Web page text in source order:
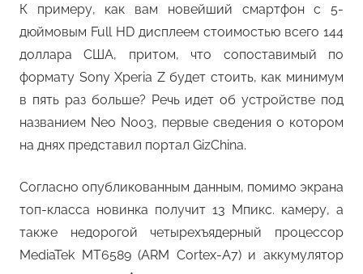
К примеру, как вам новейший смартфон с 5-
дюймовым Full HD дисплеем стоимостью всего 144
доллара США, притом, что сопоставимый по
формату Sony Xperia Z будет стоить, как минимум
в пять раз больше? Речь идет об устройстве под
названием Neo N003, первые сведения о котором
на днях представил портал GizChina.
Согласно опубликованным данным, помимо экрана
топ-класса новинка получит 13 Мпикс. камеру, а
также недорогой четырехъядерный процессор
MediaTek MT6589 (ARM Cortex-A7) и аккумулятор